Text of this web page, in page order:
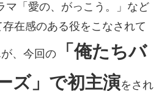
マ「愛の、がっこう。」など
在感のある役をこなされて
、今回の「俺たちバ
ズ」で初主演をされ